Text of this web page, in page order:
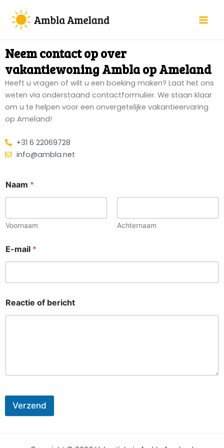
naar
Neem contact op over
vakantiewoning Ambla op Ameland
Heeft u vragen of wilt u een boeking maken? Laat het ons
weten via onderstaand contactformulier. We staan klaar
om u te helpen voor een onvergetelijke vakantieervaring
op Ameland!
+31 6 22069728
info@ambla.net
Naam *
Voornaam Achternaam
E-mail *
Reactie of bericht
Verzend